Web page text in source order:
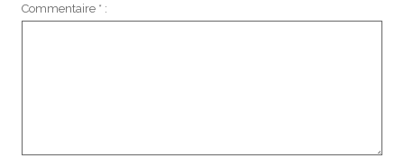
Commentaire * :